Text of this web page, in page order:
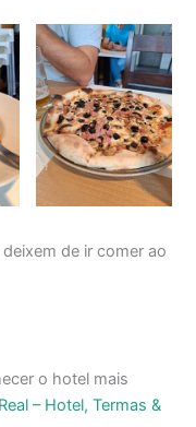
de ir comer ao
o hotel mais
– Hotel, Termas &